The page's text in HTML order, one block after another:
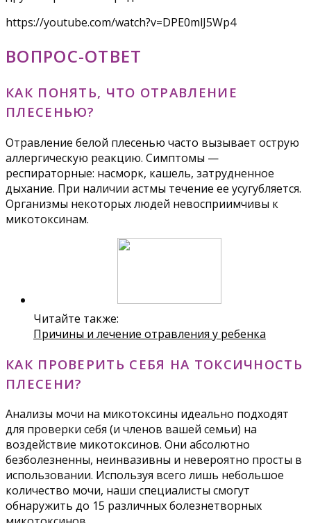
https://youtube.com/watch?v=DPE0mlJ5Wp4
ВОПРОС-ОТВЕТ
КАК ПОНЯТЬ, ЧТО ОТРАВЛЕНИЕ
ПЛЕСЕНЬЮ?
Отравление белой плесенью часто вызывает острую
аллергическую реакцию. Симптомы —
респираторные: насморк, кашель, затрудненное
дыхание. При наличии астмы течение ее усугубляется.
Организмы некоторых людей невосприимчивы к
микотоксинам.
Читайте также:
Причины и лечение отравления у ребенка
КАК ПРОВЕРИТЬ СЕБЯ НА ТОКСИЧНОСТЬ
ПЛЕСЕНИ?
Анализы мочи на микотоксины идеально подходят
для проверки себя (и членов вашей семьи) на
воздействие микотоксинов. Они абсолютно
безболезненны, неинвазивны и невероятно просты в
использовании. Используя всего лишь небольшое
количество мочи, наши специалисты смогут
обнаружить до 15 различных болезнетворных